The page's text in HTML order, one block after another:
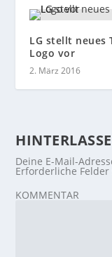
LG stellt neues
Logo vor
2. März 2016
Deine E-Mail-
Erforderliche
KOMMENTAR